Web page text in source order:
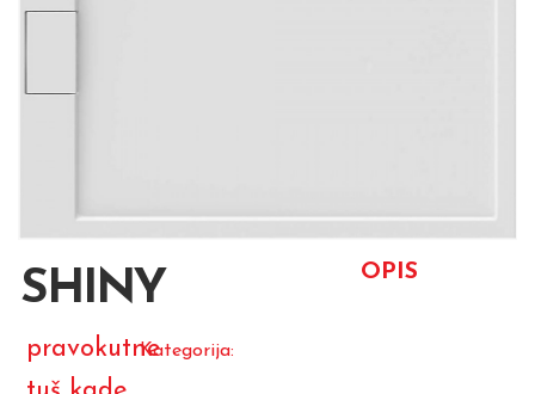
SHINY
Kategorija:
pravokutne
OPIS